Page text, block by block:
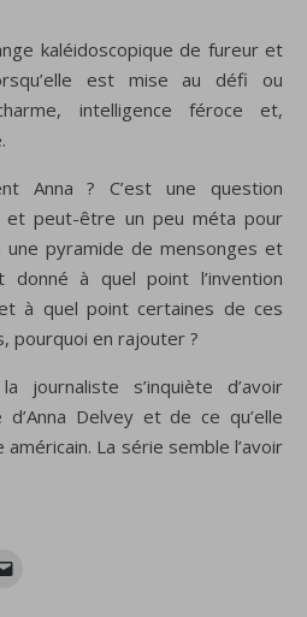
kaléidoscopique de fureur et
est mise au défi ou
intelligence féroce et,
Anna ? C’est une question
et peut-être un peu méta pour
pyramide de mensonges et
donné à quel point l’invention
à quel point certaines de ces
pourquoi en rajouter ?
journaliste s’inquiète d’avoir
Delvey et de ce qu’elle
La série semble l’avoir